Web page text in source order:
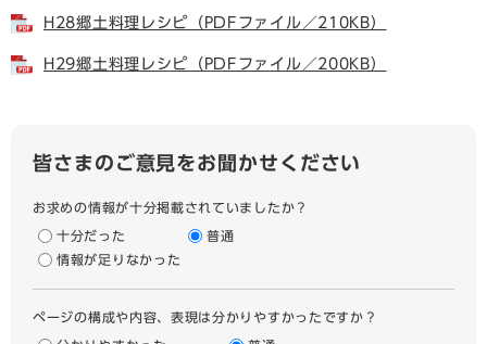
H28郷土料理レシピ（PDFファイル／210KB）
H29郷土料理レシピ（PDFファイル／200KB）
皆さまのご意見をお聞かせください
お求めの情報が十分掲載されていましたか？
十分だった
普通
情報が足りなかった
ページの構成や内容、表現は分かりやすかったですか？